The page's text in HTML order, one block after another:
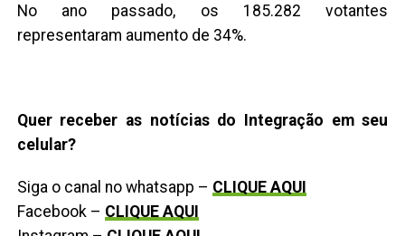
No ano passado, os 185.282 votantes
representaram aumento de 34%.
Quer receber as notícias do Integração em seu
celular?
Siga o canal no whatsapp – CLIQUE AQUI
Facebook – CLIQUE AQUI